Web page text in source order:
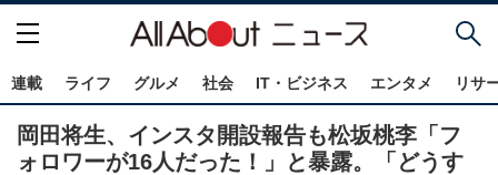
連載 ライフ グルメ 社会 IT・ビジネス エンタメ リサ
岡田将生、インスタ開設報告も松坂桃李「フ
ォロワーが16人だった！」と暴露。「どうす